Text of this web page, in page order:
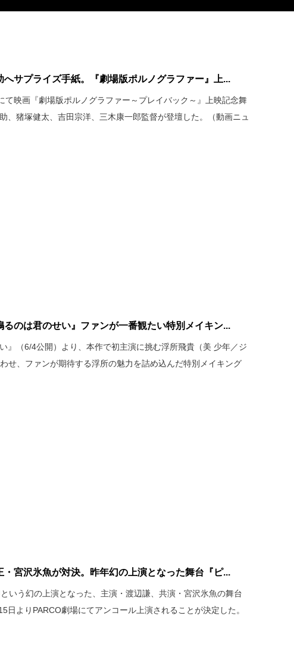
へサプライズ手紙。『劇場版ポルノグラファー』上...
て映画『劇場版ポルノグラファー～プレイバック～』上映記念舞
、猪塚健太、吉田宗洋、三木康一郎監督が登壇した。（動画ニュ
るのは君のせい』ファンが一番観たい特別メイキン...
』（6/4公開）より、本作で初主演に挑む浮所飛貴（美 少年／ジ
せ、ファンが期待する浮所の魅力を詰め込んだ特別メイキング
・宮沢氷魚が対決。昨年幻の上演となった舞台『ピ...
いう幻の上演となった、主演・渡辺謙、共演・宮沢氷魚の舞台
日よりPARCO劇場にてアンコール上演されることが決定した。